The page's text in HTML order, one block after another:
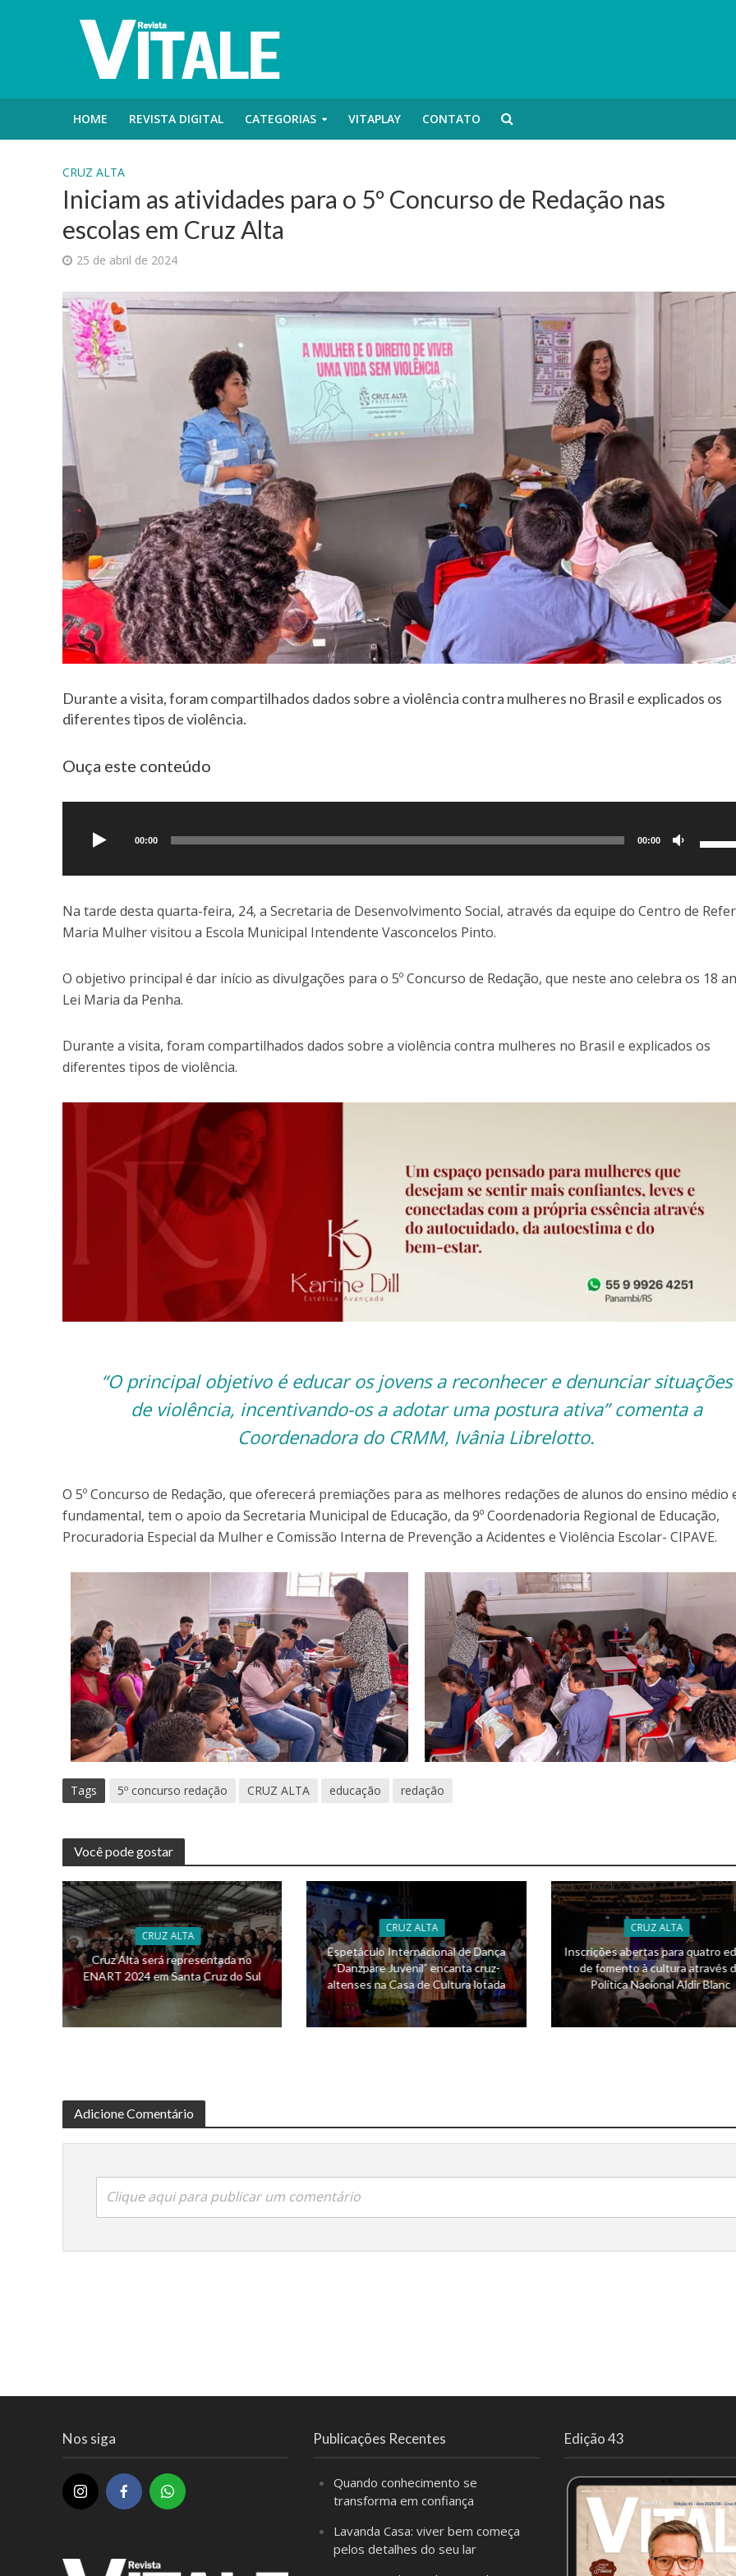
HOME REVISTA DIGITAL CATEGORIAS VITAPLAY CONTATO
CRUZ ALTA
Iniciam as atividades para o 5º Concurso de Redação nas
escolas em Cruz Alta
25 de abril de 2024
Durante a visita, foram compartilhados dados sobre a violência contra mulheres no Brasil e explicados os
diferentes tipos de violência.
Ouça este conteúdo
áudio
00:00 00:00
setas
baixo
ou
Na tarde desta quarta-feira, 24, a Secretaria de Desenvolvimento Social, através da equipe do Centro de
Maria Mulher visitou a Escola Municipal Intendente Vasconcelos Pinto.
O objetivo principal é dar início as divulgações para o 5º Concurso de Redação, que neste ano celebra os 18
Lei Maria da Penha.
Durante a visita, foram compartilhados dados sobre a violência contra mulheres no Brasil e explicados os
diferentes tipos de violência.
“O principal objetivo é educar os jovens a reconhecer e denunciar situações
de violência, incentivando-os a adotar uma postura ativa” comenta a
Coordenadora do CRMM, Ivânia Librelotto.
O 5º Concurso de Redação, que oferecerá premiações para as melhores redações de alunos do ensino médio
fundamental, tem o apoio da Secretaria Municipal de Educação, da 9º Coordenadoria Regional de Educação,
Procuradoria Especial da Mulher e Comissão Interna de Prevenção a Acidentes e Violência Escolar- CIPAVE.
Tags 5º concurso redação CRUZ ALTA educação redação
Você pode gostar
CRUZ ALTA
Cruz Alta será representada no
ENART 2024 em Santa Cruz do Sul
CRUZ ALTA
Espetáculo Internacional de Dança
“Danzpare Juvenil” encanta cruz-
altenses na Casa de Cultura lotada
CRUZ ALTA
Inscrições abertas para quatro
de fomento à cultura através
Política Nacional Aldir Blanc
Adicione Comentário
Clique aqui para publicar um comentário
Nos siga Publicações Recentes
Quando conhecimento se
transforma em confiança
Lavanda Casa: viver bem começa
pelos detalhes do seu lar
Edição 43